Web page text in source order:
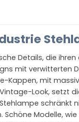
Details, die
mit verwitterten
Kappen, mit
Look, setzt
schränkt
Modelle,